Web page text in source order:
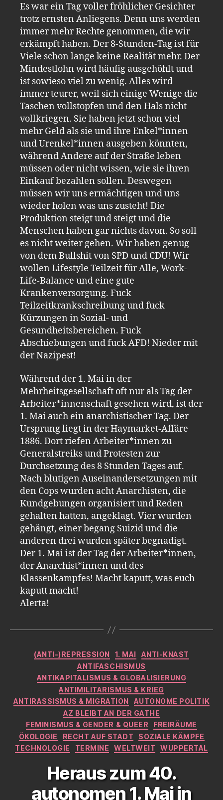
Es war ein Tag voller fröhlicher Gesichter
trotz ernsten Anliegens. Denn uns werden
immer mehr Rechte genommen, die wir
erkämpft haben. Der 8-Stunden-Tag ist für
Viele schon lange keine Realität mehr. Der
Mindestlohn wird häufig ausgehöhlt und
ist sowieso viel zu wenig. Alles wird
immer teurer, weil sich einige Wenige die
Taschen vollstopfen und den Hals nicht
vollkriegen. Sie haben jetzt schon viel
mehr Geld als sie und ihre Enkel*innen
und Urenkel*innen ausgeben könnten,
während Andere auf der Straße leben
müssen oder nicht wissen, wie sie ihren
Einkauf bezahlen sollen. Deswegen
müssen wir uns ermächtigen und uns
wieder holen was uns zusteht! Die
Produktion steigt und steigt und die
Menschen haben gar nichts davon. So soll
es nicht weiter gehen. Wir haben genug
von dem Bullshit von SPD und CDU! Wir
wollen Lifestyle Teilzeit für Alle, Work-
Life-Balance und eine gute
Krankenversorgung. Fuck
Teilzeitkrankschreibung und fuck
Kürzungen in Sozial- und
Gesundheitsbereichen. Fuck
Abschiebungen und fuck AFD! Nieder mit
der Nazipest!
Während der 1. Mai in der
Mehrheitsgesellschaft oft nur als Tag der
Arbeiter*innenschaft gesehen wird, ist der
1. Mai auch ein anarchistischer Tag. Der
Ursprung liegt in der Haymarket-Affäre
1886. Dort riefen Arbeiter*innen zu
Generalstreiks und Protesten zur
Durchsetzung des 8 Stunden Tages auf.
Nach blutigen Auseinandersetzungen mit
den Cops wurden acht Anarchisten, die
Kundgebungen organisiert und Reden
gehalten hatten, angeklagt. Vier wurden
gehängt, einer begang Suizid und die
anderen drei wurden später begnadigt.
Der 1. Mai ist der Tag der Arbeiter*innen,
der Anarchist*innen und des
Klassenkampfes! Macht kaputt, was euch
kaputt macht!
Alerta!
Kategorien
(ANTI-)REPRESSION 1. MAI
ANTI-KNAST
ANTIFASCHISMUS
ANTIKAPITALISMUS & GLOBALISIERUNG
ANTIMILITARISMUS & KRIEG
ANTIRASSISMUS & MIGRATION
AUTONOME POLITIK
AZ BLEIBT AN DER GATHE
FEMINISMUS & GENDER & QUEER
FREIRÄUME
ÖKOLOGIE
RECHT AUF STADT
SOZIALE KÄMPFE
TECHNOLOGIE
TERMINE WELTWEIT WUPPERTAL
Heraus zum 40.
autonomen 1. Mai in